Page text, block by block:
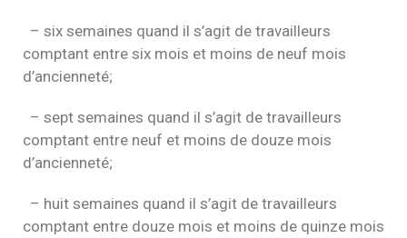
– six semaines quand il s’agit de travailleurs
comptant entre six mois et moins de neuf mois
d’ancienneté;
– sept semaines quand il s’agit de travailleurs
comptant entre neuf et moins de douze mois
d’ancienneté;
– huit semaines quand il s’agit de travailleurs
comptant entre douze mois et moins de quinze mois